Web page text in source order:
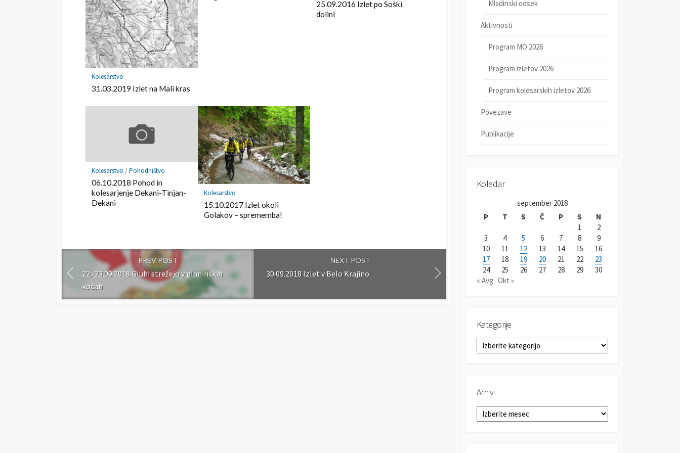
o
k
m
a
r
k
Kolesarstvo
31.03.2019 Izlet na Mali kras
25.09.2016 Izlet po Soški
dolini
Kolesarstvo /Pohodništvo
06.10.2018 Pohod in
kolesarjenje Dekani-Tinjan-
Dekani
Kolesarstvo
15.10.2017 Izlet okoli
Golakov – sprememba!
PREV POST
22.-23.09.2018 Gluhi strežejo v planinskih
kočah
NEXT POST
30.09.2018 Izlet v Belo Krajino
Mladinski odsek
Aktivnosti
Program MO 2026
Program izletov 2026
Program kolesarskih izletov 2026
Povezave
Publikacije
Koledar
september 2018
P
T S Č P S
N
1
2
3
4 5 6 7 8
9
10
11 12 13 14 15
16
17
18 19 20 21 22
23
24
25 26 27 28 29
30
« Avg Okt »
Kategorije
a
o
r
Arhivi
r